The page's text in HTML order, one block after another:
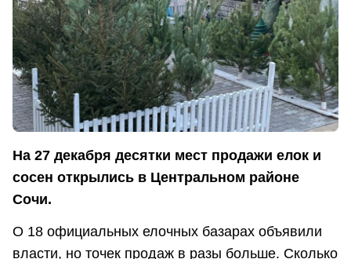
На 27 декабря десятки мест продажи елок и
сосен открылись в Центральном районе
Сочи.
О 18 официальных елочных базарах объявили
власти, но точек продаж в разы больше. Сколько